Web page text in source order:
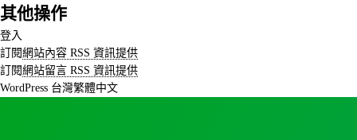
其他操作
登入
訂閱網站內容 RSS 資訊提供
訂閱網站留言 RSS 資訊提供
WordPress 台灣繁體中文